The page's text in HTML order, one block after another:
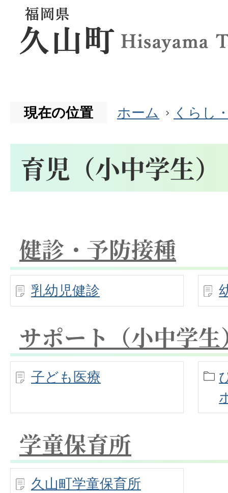
現在の位置 ホーム くらし
育児（小中学生）
健診・予防接種
乳幼児健診
サポート（小中学生
子ども医療
学童保育所
久山町学童保育所